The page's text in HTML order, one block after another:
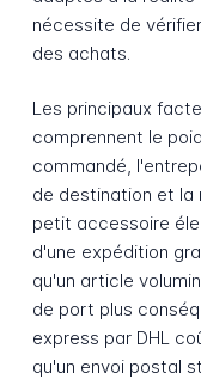
nécessite de
des achats.
Les principaux
comprennent le
commandé,
de destination et la
petit accessoire
d'une expédition
qu'un article
de port plus
express par DHL
qu'un envoi postal